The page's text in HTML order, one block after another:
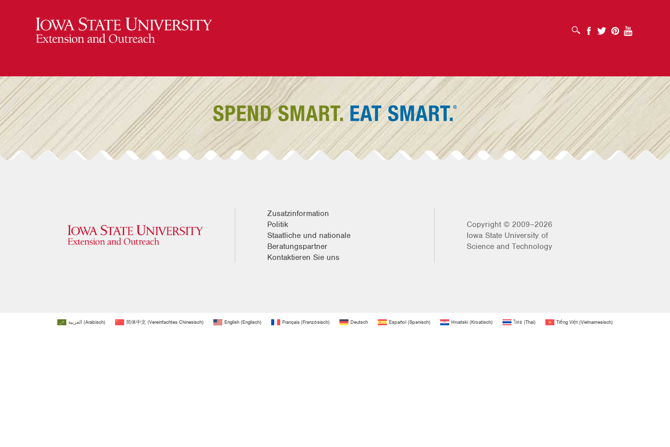
SUCHFELD ÖFFNENFacebook
Twitter PinterestYoutube
Zusatzinformation
Politik
Staatliche und nationale
Beratungspartner
Kontaktieren Sie uns
Copyright © 2009–2026
Iowa State University of
Science and Technology
العربية (Arabisch) 简体中文 (Vereinfachtes Chinesisch) English (Englisch) Français (Französisch) Deutsch Español (Spanisch) Hrvatski (Kroatisch) ไทย (Thai) Tiếng Việt (Vietnamesisch)